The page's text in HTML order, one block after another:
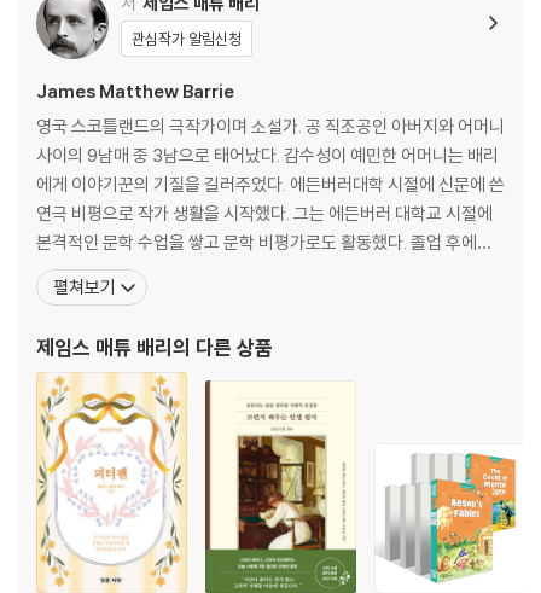
17. 웬디가 어른이 되었을 때
관심작가 알림신청
James Matthew Barrie
영국 스코틀랜드의 극작가이며 소설가. 공 직조공인 아버지와 어머니
사이의 9남매 중 3남으로 태어났다. 감수성이 예민한 어머니는 배리
에게 이야기꾼의 기질을 길러주었다. 에든버러대학 시절에 신문에 쓴
연극 비평으로 작가 생활을 시작했다. 그는 에든버러 대학교 시절에
본격적인 문학 수업을 쌓고 문학 비평가로도 활동했다. 졸업 후에는
노팅엄의 「저널」 지에서 기자로 있었으며, 2년 후인 1885년에는 런
던으로 건너가 자유기고가로 생활했다. 1883년부터 1890년까지 노
에 대한 글들을 써서 성공을 거두었다. 이때 쓴
펼쳐보기
제임스 매튜 배리 의 다른 상품